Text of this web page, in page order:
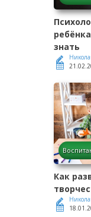
знать
Как